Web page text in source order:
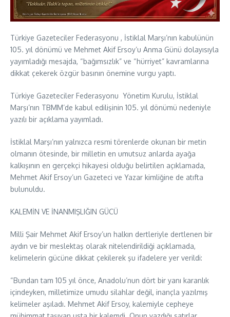
Türkiye Gazeteciler Federasyonu , İstiklal Marşı’nın kabulünün
105. yıl dönümü ve Mehmet Akif Ersoy’u Anma Günü dolayısıyla
yayımladığı mesajda, “bağımsızlık” ve “hürriyet” kavramlarına
dikkat çekerek özgür basının önemine vurgu yaptı.
Türkiye Gazeteciler Federasyonu Yönetim Kurulu, İstiklal
Marşı’nın TBMM’de kabul edilişinin 105. yıl dönümü nedeniyle
yazılı bir açıklama yayımladı.
İstiklal Marşı’nın yalnızca resmi törenlerde okunan bir metin
olmanın ötesinde, bir milletin en umutsuz anlarda ayağa
kalkışının en gerçekçi hikayesi olduğu belirtilen açıklamada,
Mehmet Akif Ersoy’un Gazeteci ve Yazar kimliğine de atıfta
bulunuldu.
KALEMİN VE İNANMIŞLIĞIN GÜCÜ
Milli Şair Mehmet Akif Ersoy’un halkın dertleriyle dertlenen bir
aydın ve bir meslektaş olarak nitelendirildiği açıklamada,
kelimelerin gücüne dikkat çekilerek şu ifadelere yer verildi:
“Bundan tam 105 yıl önce, Anadolu’nun dört bir yanı karanlık
içindeyken, milletimize umudu silahlar değil, inançla yazılmış
kelimeler aşıladı. Mehmet Akif Ersoy, kalemiyle cepheye